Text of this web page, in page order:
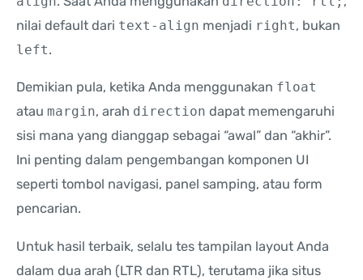
nilai default dari text-align menjadi right, bukan
left.
Demikian pula, ketika Anda menggunakan float
atau margin, arah direction dapat memengaruhi
sisi mana yang dianggap sebagai “awal” dan “akhir”.
Ini penting dalam pengembangan komponen UI
seperti tombol navigasi, panel samping, atau form
pencarian.
Untuk hasil terbaik, selalu tes tampilan layout Anda
dalam dua arah (LTR dan RTL), terutama jika situs